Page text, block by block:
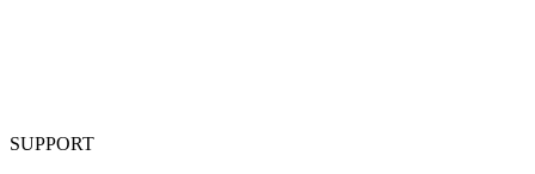
SUPPORT